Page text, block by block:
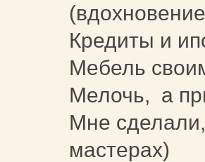
Кредиты и
Мебель
Мелочь, а
Мне
мастерах)